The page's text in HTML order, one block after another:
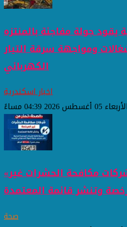
يقود جولة مفاجئة بالمنتزه
ومواجهة سرقة التيار
الكهربائي
اخبار اسكندرية
الأربعاء 05 أغسطس 2026 04:39 مساءً
«الصحة» تحذر من شركات مكافحة الحشرات غير
وتنشر قائمة المعتمدة
صحة